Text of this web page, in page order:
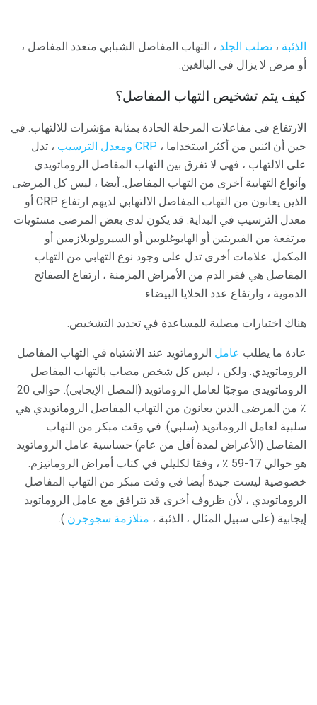
الذئبة ، تصلب الجلد ، التهاب المفاصل الشبابي متعدد المفاصل ،
أو مرض لا يزال في البالغين.
كيف يتم تشخيص التهاب المفاصل؟
الارتفاع في مفاعلات المرحلة الحادة بمثابة مؤشرات للالتهاب. في
حين أن اثنين من أكثر استخداما ، CRP ومعدل الترسيب ، تدل
على الالتهاب ، فهي لا تفرق بين التهاب المفاصل الروماتويدي
وأنواع التهابية أخرى من التهاب المفاصل. أيضا ، ليس كل المرضى
الذين يعانون من التهاب المفاصل الالتهابي لديهم ارتفاع CRP أو
معدل الترسيب في البداية. قد يكون لدى بعض المرضى مستويات
مرتفعة من الفيريتين أو الهابوغلوبين أو السيرولوبلازمين أو
المكمل. علامات أخرى تدل على وجود نوع التهابي من التهاب
المفاصل هي فقر الدم من الأمراض المزمنة ، ارتفاع الصفائح
الدموية ، وارتفاع عدد الخلايا البيضاء.
هناك اختبارات مصلية للمساعدة في تحديد التشخيص.
عادة ما يطلب عامل الروماتويد عند الاشتباه في التهاب المفاصل
الروماتويدي. ولكن ، ليس كل شخص مصاب بالتهاب المفاصل
الروماتويدي موجبًا لعامل الروماتويد (المصل الإيجابي). حوالي 20
٪ من المرضى الذين يعانون من التهاب المفاصل الروماتويدي هي
سلبية لعامل الروماتويد (سلبي). في وقت مبكر من التهاب
المفاصل (الأعراض لمدة أقل من عام) حساسية عامل الروماتويد
هو حوالي 17-59 ٪ ، وفقا لكليلي في كتاب أمراض الروماتيزم.
خصوصية ليست جيدة أيضا في وقت مبكر من التهاب المفاصل
الروماتويدي ، لأن ظروف أخرى قد تترافق مع عامل الروماتويد
إيجابية (على سبيل المثال ، الذئبة ، متلازمة سجوجرن ).